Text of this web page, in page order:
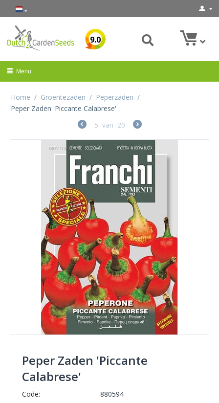
9.0
Menu
Home / Groentezaden / Peperzaden /
Peper Zaden 'Piccante Calabrese'
5 van 20
Peper Zaden 'Piccante
Calabrese'
Code: 880594